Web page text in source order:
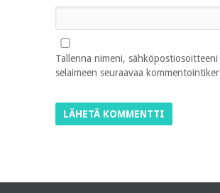
Tallenna nimeni,
selaimeen seuraavaa